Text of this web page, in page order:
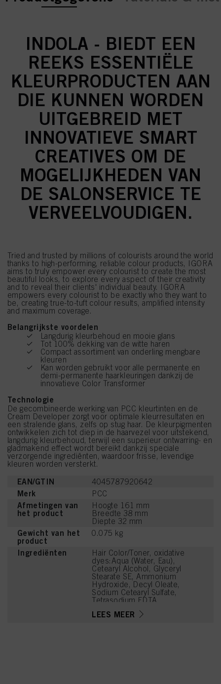
INDOLA - BIEDT EEN
REEKS ESSENTIËLE
KLEURPRODUCTEN AAN
DIE KUNNEN WORDEN
UITGEBREID MET
INNOVATIEVE SMART
CREATIVES OM DE
MOGELIJKHEDEN VAN
DE SALONSERVICE TE
VERVEELVOUDIGEN.
Tried and trusted by millions of colourists around the world
thanks to high-performing, reliable colour products, IGORA
aims to truly empower every colourist to create the most
beautiful looks, to explore every aspect of their creativity
and to reveal their clients' individual beauty. IGORA
empowers every colourist to be exactly who they want to
be, creating true-to-tuft colour results, amplified intensity
and maximum coverage.
Belangrijkste voordelen
Langdurig kleurbehoud en mooie glans
Tot 100% dekking van de witte haren
Compact assortiment van onderling mengbare
kleuren
Kan worden gebruikt voor alle permanente en
demi-permanente haarkleuringen dankzij de
innovatieve Color Transformer
Technologie
De gecombineerde werking van PCC kleurtinten en de
Cream Developer zorgt voor optimale kleurresultaten en
een stralende glans, zelfs op stug haar. De kleurpigmenten
ontwikkelen zich tot diep in de haarvezel voor uitstekend,
langdurig kleurbehoud, terwijl een superieur ontwarring- en
gladmakend effect wordt bereikt dankzij speciale
verzorgende ingrediënten, waardoor frisse, levendige
kleuren worden versterkt.
EAN/GTIN 4045787920642
Merk PCC
Afmetingen van
het product
Hoogte 161 mm
Breedte 38 mm
Diepte 32 mm
Gewicht van het
product
0.075 kg
Ingrediënten
Hair Color/Toner, oxidative
dyes:Aqua (Water, Eau),
Cetearyl Alcohol, Glyceryl
Stearate SE, Ammonium
Hydroxide, Decyl Oleate,
Sodium Cetearyl Sulfate,
Tetrasodium EDTA,
Toluene-2,5-Diamine
LEES MEER